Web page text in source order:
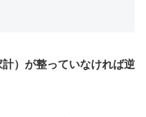
計）が整っていなければ逆